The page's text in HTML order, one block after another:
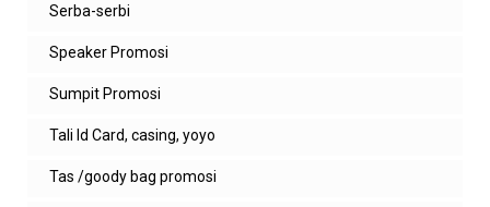
Serba-serbi
Speaker Promosi
Sumpit Promosi
Tali Id Card, casing, yoyo
Tas /goody bag promosi